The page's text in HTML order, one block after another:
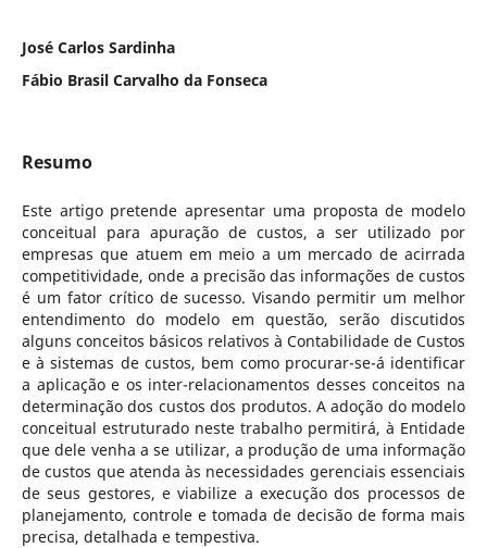
José Carlos Sardinha
Fábio Brasil Carvalho da Fonseca
Resumo
Este artigo pretende apresentar uma proposta de modelo
conceitual para apuração de custos, a ser utilizado por
empresas que atuem em meio a um mercado de acirrada
competitividade, onde a precisão das informações de custos
é um fator crítico de sucesso. Visando permitir um melhor
entendimento do modelo em questão, serão discutidos
alguns conceitos básicos relativos à Contabilidade de Custos
e à sistemas de custos, bem como procurar-se-á identificar
a aplicação e os inter-relacionamentos desses conceitos na
determinação dos custos dos produtos. A adoção do modelo
conceitual estruturado neste trabalho permitirá, à Entidade
que dele venha a se utilizar, a produção de uma informação
de custos que atenda às necessidades gerenciais essenciais
de seus gestores, e viabilize a execução dos processos de
planejamento, controle e tomada de decisão de forma mais
precisa, detalhada e tempestiva.